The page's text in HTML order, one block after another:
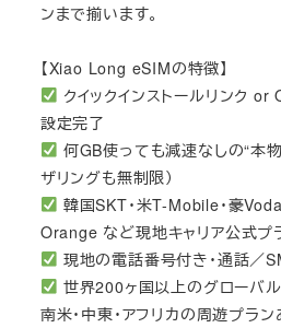
ンまで揃います。
【Xiao Long eSIMの特徴】
クイックインストールリンク
設定完了
何GB使っても減速なしの“本
ザリングも無制限）
韓国SKT・米T-Mobile・豪
Orange など現地キャリア公式プ
現地の電話番号付き・通話／
世界200ヶ国以上のグローバル
南米・中東・アフリカの周遊プラン